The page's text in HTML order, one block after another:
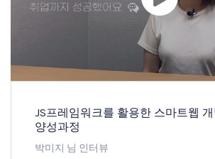
JS프레임워크를 활용한 스마트웹
양성과정
박미지 님 인터뷰